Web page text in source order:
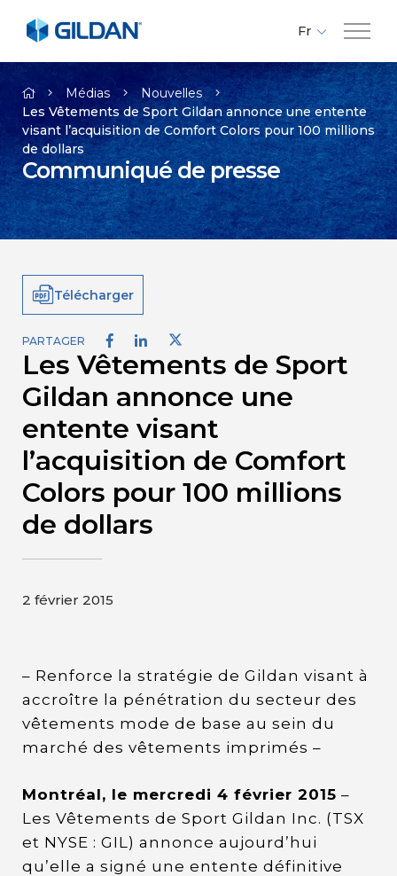
Compagnie
Marques
Investisseurs
Médias
Carrières
Contact
Page d’accueil de Gildan et
HanesBrands
Fr
En
Es
Médias
Nouvelles
Les Vêtements de Sport Gildan annonce une entente
visant l’acquisition de Comfort Colors pour 100 millions
de dollars
Communiqué de presse
Télécharger
PARTAGER
Les Vêtements de Sport
Gildan annonce une
entente visant
l’acquisition de Comfort
Colors pour 100 millions
de dollars
2 février 2015
– Renforce la stratégie de Gildan visant à
accroître la pénétration du secteur des
vêtements mode de base au sein du
marché des vêtements imprimés –
Montréal, le mercredi 4 février 2015 –
Les Vêtements de Sport Gildan Inc. (TSX
et NYSE : GIL) annonce aujourd’hui
qu’elle a signé une entente définitive